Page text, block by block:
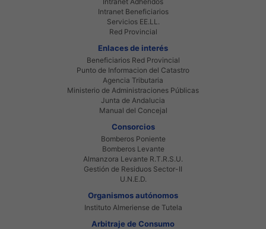
Intranet Beneficiarios
Servicios EE.LL.
Red Provincial
Enlaces de interés
Beneficiarios Red Provincial
Punto de Informacion del Catastro
Agencia Tributaria
Ministerio de Administraciones Públicas
Junta de Andalucia
Manual del Concejal
Consorcios
Bomberos Poniente
Bomberos Levante
Almanzora Levante R.T.R.S.U.
Gestión de Residuos Sector-II
U.N.E.D.
Organismos autónomos
Instituto Almeriense de Tutela
Arbitraje de Consumo